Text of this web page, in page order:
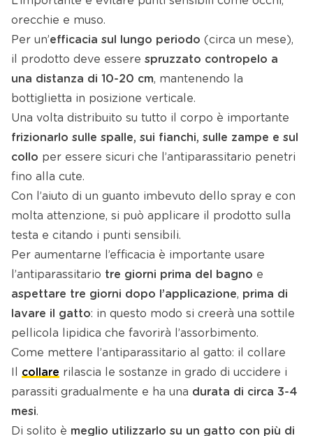
orecchie e muso.
Per un’efficacia sul lungo periodo (circa un mese),
il prodotto deve essere spruzzato contropelo a
una distanza di 10-20 cm, mantenendo la
bottiglietta in posizione verticale.
Una volta distribuito su tutto il corpo è importante
frizionarlo sulle spalle, sui fianchi, sulle zampe e sul
collo per essere sicuri che l’antiparassitario penetri
fino alla cute.
Con l’aiuto di un guanto imbevuto dello spray e con
molta attenzione, si può applicare il prodotto sulla
testa e citando i punti sensibili.
Per aumentarne l’efficacia è importante usare
l’antiparassitario tre giorni prima del bagno e
aspettare tre giorni dopo l’applicazione, prima di
lavare il gatto: in questo modo si creerà una sottile
pellicola lipidica che favorirà l’assorbimento.
Come mettere l’antiparassitario al gatto: il collare
collare rilascia le sostanze in grado di uccidere i
parassiti gradualmente e ha una durata di circa 3-4
mesi.
Di solito è meglio utilizzarlo su un gatto con più di